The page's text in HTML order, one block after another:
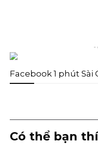
-
Facebook 1 phút Sài
Có thể bạn